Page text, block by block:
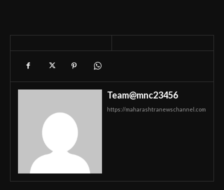
Team@mnc23456
https://maharashtranewschannel.com